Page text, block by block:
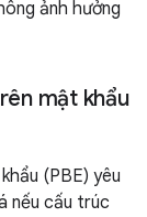
ảnh hưởng
mật khẩu
(PBE) yêu
nếu cấu trúc